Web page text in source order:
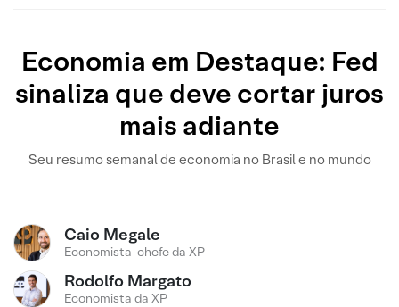
Economia em Destaque: Fed
sinaliza que deve cortar juros
mais adiante
Seu resumo semanal de economia no Brasil e no mundo
Caio Megale
Economista-chefe da XP
Rodolfo Margato
Economista da XP